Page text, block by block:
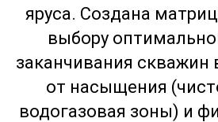
яруса. Создана
выбору
заканчивания скважин
от насыщения
водогазовая зоны) и